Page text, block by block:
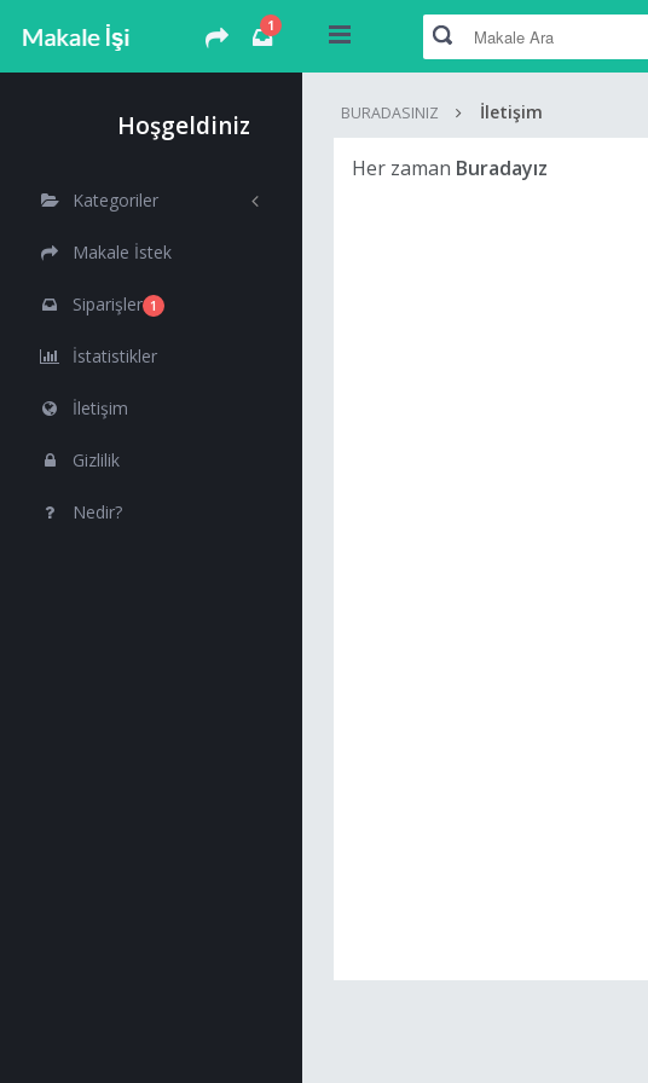
1
Hoşgeldiniz
Kategoriler
Makale İstek
Siparişler 1
İstatistikler
İletişim
Gizlilik
Nedir?
BURADASINIZ İletişim
Her zaman Buradayız